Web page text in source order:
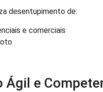
desentupimento de:
e comerciais
Ágil e